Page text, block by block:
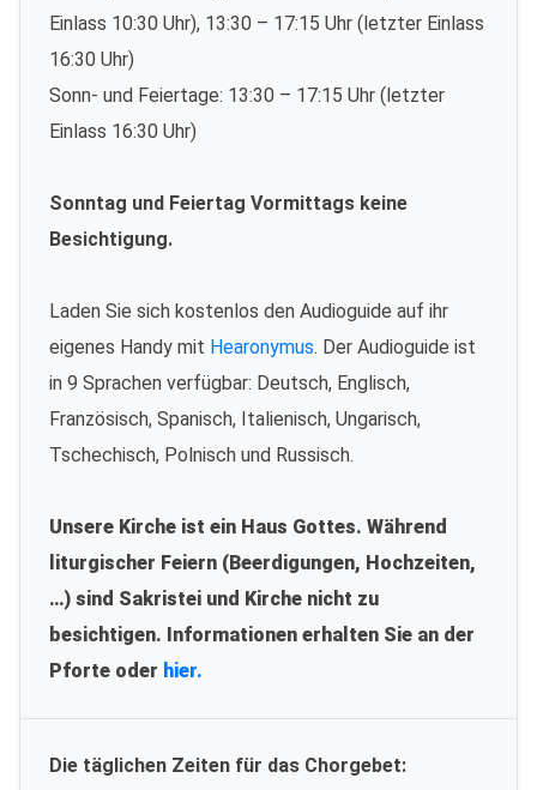
Einlass 10:30 Uhr), 13:30 – 17:15 Uhr (letzter Einlass
16:30 Uhr)
Sonn- und Feiertage: 13:30 – 17:15 Uhr (letzter
Einlass 16:30 Uhr)
Sonntag und Feiertag Vormittags keine
Besichtigung.
Laden Sie sich kostenlos den Audioguide auf ihr
eigenes Handy mit Hearonymus. Der Audioguide ist
in 9 Sprachen verfügbar: Deutsch, Englisch,
Französisch, Spanisch, Italienisch, Ungarisch,
Tschechisch, Polnisch und Russisch.
Unsere Kirche ist ein Haus Gottes. Während
liturgischer Feiern (Beerdigungen, Hochzeiten,
…) sind Sakristei und Kirche nicht zu
besichtigen. Informationen erhalten Sie an der
Pforte oder hier.
Die täglichen Zeiten für das Chorgebet: